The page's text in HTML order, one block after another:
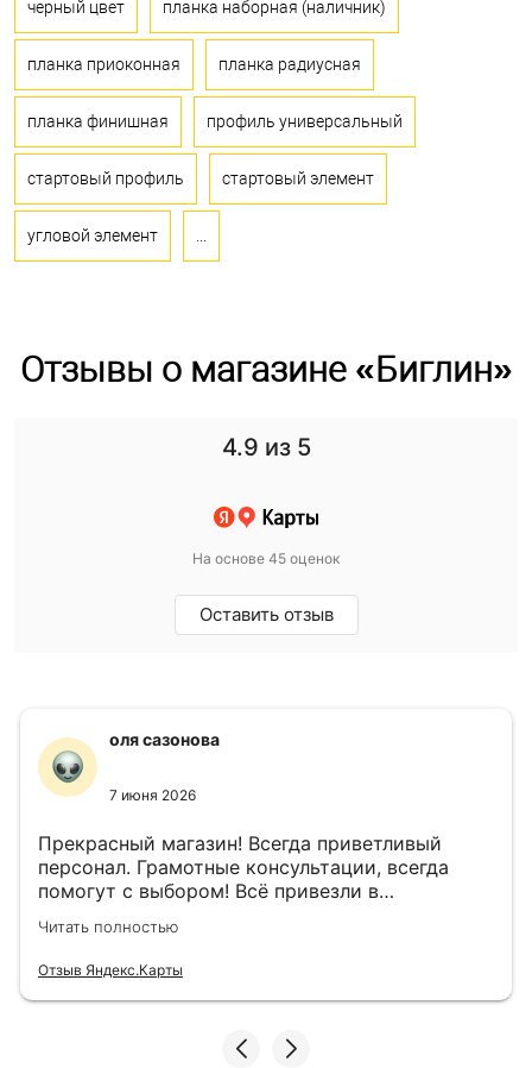
черный цвет планка наборная (наличник)
планка приоконная планка радиусная
планка финишная профиль универсальный
стартовый профиль стартовый элемент
угловой элемент
Отзывы о магазине «Биглин»
4.9 из 5
На основе 45 оценок
Оставить отзыв
оля сазонова
7 июня 2026
Прекрасный магазин! Всегда приветливый
персонал. Грамотные консультации, всегда
помогут с выбором! Всё привезли в
назначенный день!
Читать полностью
Отзыв Яндекс.Карты